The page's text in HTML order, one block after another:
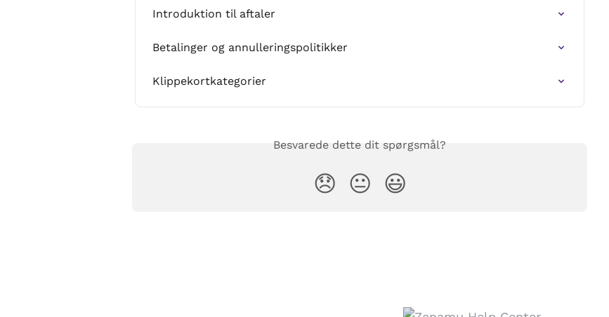
Introduktion til aftaler
Betalinger og annulleringspolitikker
Klippekortkategorier
Besvarede dette dit spørgsmål?
😞 😐 😃